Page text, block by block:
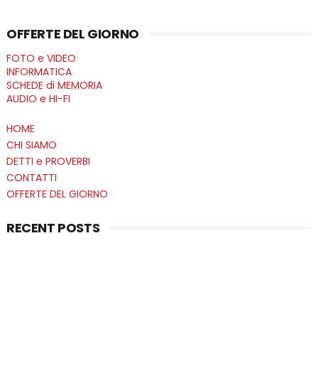
OFFERTE DEL GIORNO
FOTO e VIDEO
INFORMATICA
SCHEDE di MEMORIA
AUDIO e HI-FI
HOME
CHI SIAMO
DETTI e PROVERBI
CONTATTI
OFFERTE DEL GIORNO
RECENT POSTS